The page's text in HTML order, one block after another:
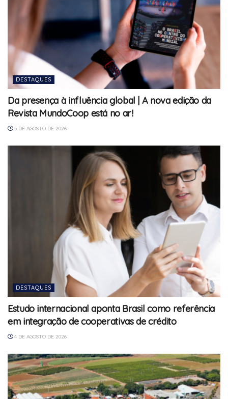
DESTAQUES
Da presença à influência global | A nova edição da
Revista MundoCoop está no ar!
5 DE AGOSTO DE 2026
DESTAQUES
Estudo internacional aponta Brasil como referência
em integração de cooperativas de crédito
4 DE AGOSTO DE 2026